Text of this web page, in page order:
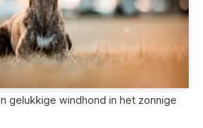
gelukkige windhond in het zonnige